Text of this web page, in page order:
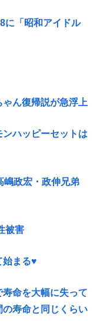
に「昭和アイドル
ゃん復帰説が急浮上
ンハッピーセットは
政宏・政伸兄弟
被害
始まる♥
命を大幅に失って
の寿命と同じくらい